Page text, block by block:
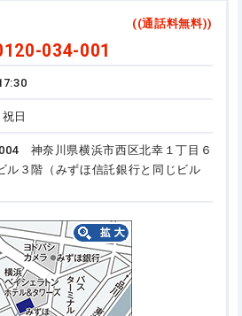
((通話料無料))
034-001
日
神奈川県横浜市西区北幸１丁目６
ル３階（みずほ信託銀行と同じビル